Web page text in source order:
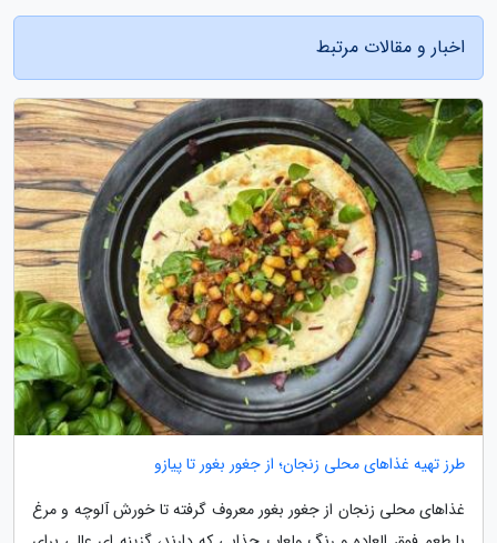
اخبار و مقالات مرتبط
طرز تهیه غذاهای محلی زنجان؛ از جغور بغور تا پیازو
غذاهای محلی زنجان از جغور بغور معروف گرفته تا خورش آلوچه و مرغ